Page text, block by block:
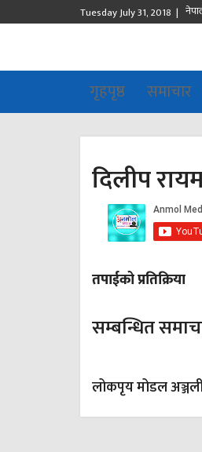
Tuesday July 31, 2018 |
गृहपृष्ठ समाचार
दिलीप
तपाईको प्रतिक्रिया
सम्बन्धित
लोकपृय मोडल